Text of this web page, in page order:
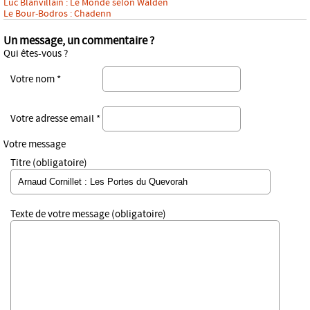
Luc Blanvillain : Le Monde selon Walden
Le Bour-Bodros : Chadenn
Un message, un commentaire ?
Qui êtes-vous ?
Votre nom *
Votre adresse email *
Votre message
Titre (obligatoire)
Texte de votre message (obligatoire)